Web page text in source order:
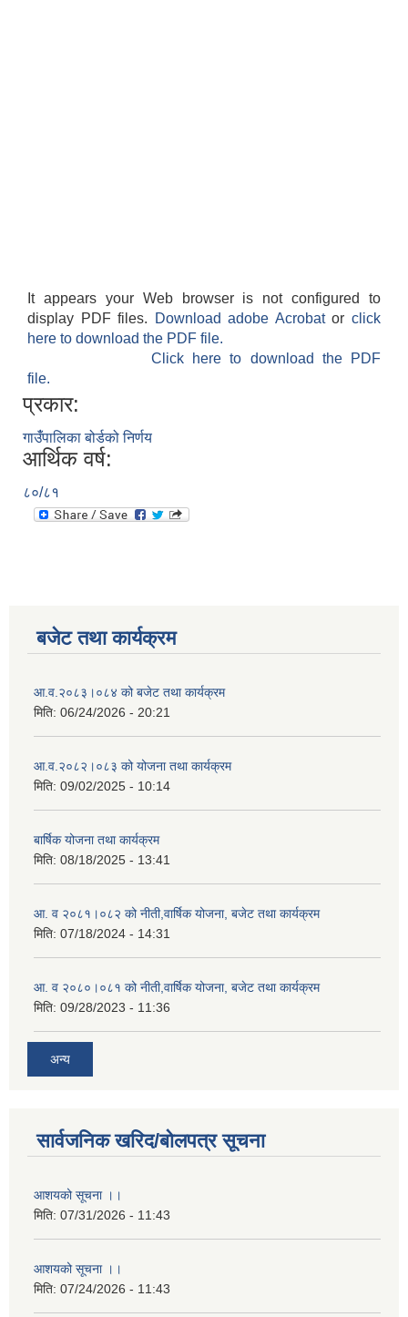
It appears your Web browser is not configured to
display PDF files.
Download adobe Acrobatorclick
here to download the PDF file.
Click here to download the PDF
file.
प्रकार:
गाउँंपालिका बोर्डको निर्णय
आर्थिक वर्ष:
८०/८१
बजेट तथा कार्यक्रम
आ.व.२०८३।०८४ को बजेट तथा कार्यक्रम
मिति: 06/24/2026 - 20:21
आ.व.२०८२।०८३ को योजना तथा कार्यक्रम
मिति: 09/02/2025 - 10:14
बार्षिक योजना तथा कार्यक्रम
मिति: 08/18/2025 - 13:41
आ. व २०८१।०८२ को नीती,वार्षिक योजना, बजेट तथा कार्यक्रम
मिति: 07/18/2024 - 14:31
आ. व २०८०।०८१ को नीती,वार्षिक योजना, बजेट तथा कार्यक्रम
मिति: 09/28/2023 - 11:36
अन्य
सार्वजनिक खरिद/बोलपत्र सूचना
आशयको सूचना ।।
मिति: 07/31/2026 - 11:43
आशयको सूचना ।।
मिति: 07/24/2026 - 11:43